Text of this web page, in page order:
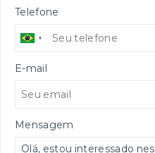
Telefone
E-mail
Mensagem